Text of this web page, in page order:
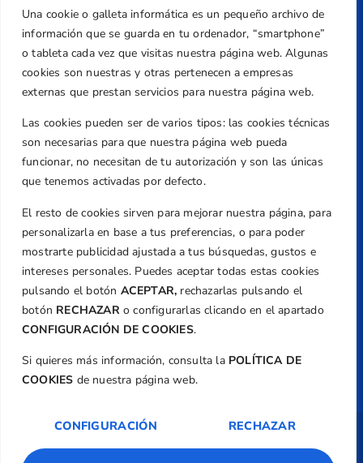
Una cookie o galleta informática es un pequeño archivo de
información que se guarda en tu ordenador, “smartphone”
o tableta cada vez que visitas nuestra página web. Algunas
cookies son nuestras y otras pertenecen a empresas
externas que prestan servicios para nuestra página web.
Las cookies pueden ser de varios tipos: las cookies técnicas
son necesarias para que nuestra página web pueda
funcionar, no necesitan de tu autorización y son las únicas
que tenemos activadas por defecto.
El resto de cookies sirven para mejorar nuestra página, para
personalizarla en base a tus preferencias, o para poder
mostrarte publicidad ajustada a tus búsquedas, gustos e
intereses personales. Puedes aceptar todas estas cookies
pulsando el botón ACEPTAR, rechazarlas pulsando el
botón RECHAZARo configurarlas clicando en el apartado
CONFIGURACIÓN DE COOKIES.
Si quieres más información, consulta la POLÍTICA DE
COOKIES de nuestra página web.
CONFIGURACIÓN RECHAZAR
Dirección
Centre de L´Esport, Carrer d'Isaac Peral i
Caballero, Nº 5, Despachos 2 y 3, 46980,
Valencia
+34 961 367 799
Email
federacion@golfcv.com
Aviso Legal
Política de Privacidad
Transparencia
Normativa
Federación
TecnoQuatre